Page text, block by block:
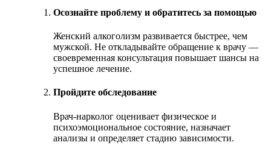
Осознайте проблему и обратитесь за помощью
Женский алкоголизм развивается быстрее, чем
мужской. Не откладывайте обращение к врачу —
своевременная консультация повышает шансы на
успешное лечение.
Пройдите обследование
Врач-нарколог оценивает физическое и
психоэмоциональное состояние, назначает
анализы и определяет стадию зависимости.